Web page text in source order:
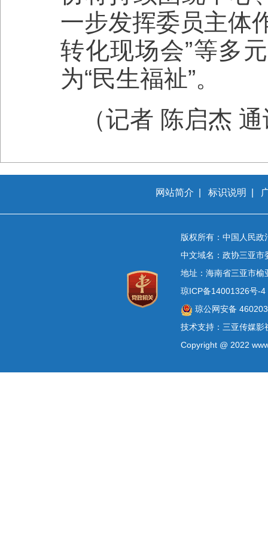
一步发挥委员主体
转化现场会”等多
为“民生福祉”。
（记者 陈启杰
网站简介 标识说明
版权所有：中国人民
中文域名：政协三亚市
地址：海南省三亚市榆
琼ICP备14001326号-4
琼公网安备
技术支持：三亚传媒影
Copyright @ 2022